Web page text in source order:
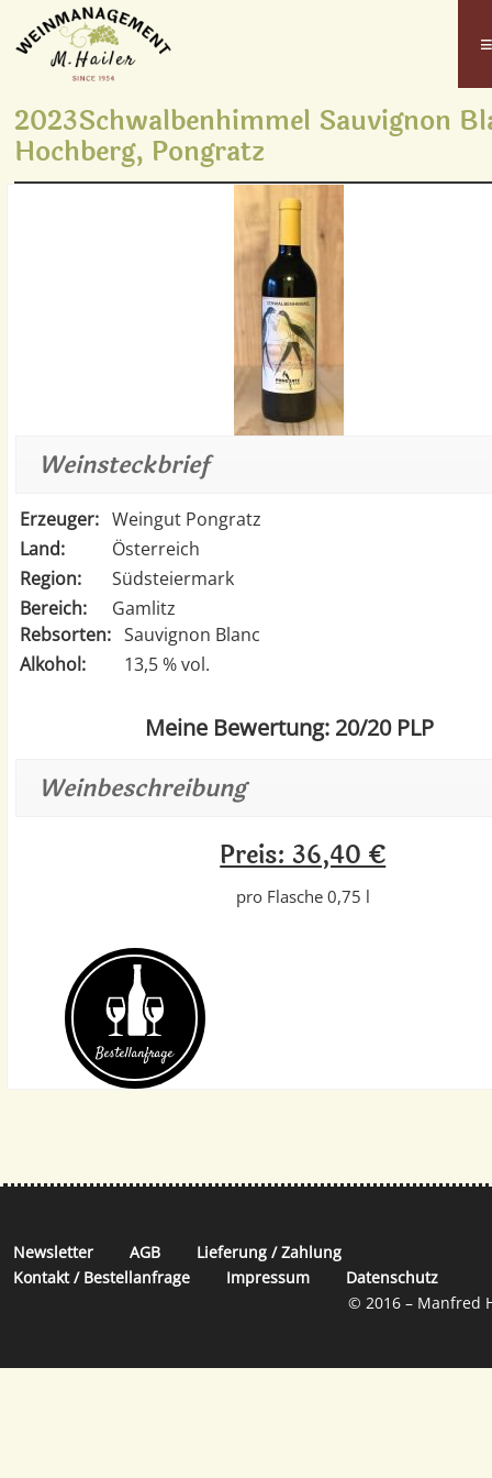
≡
2023Schwalbenhimmel Sauvignon
Hochberg, Pongratz
Weinsteckbrief
Erzeuger: Weingut Pongratz
Land:
Österreich
Region:
Südsteiermark
Bereich:
Gamlitz
Rebsorten: Sauvignon Blanc
Alkohol:
13,5 % vol.
Meine Bewertung: 20/20 PLP
Weinbeschreibung
Preis: 36,40 €
pro Flasche 0,75 l
Bestell­anfrage
Newsletter AGB
Lieferung / Zahlung
Kontakt / Bestellanfrage
Impressum
Datenschutz
© 2016 – Manfred